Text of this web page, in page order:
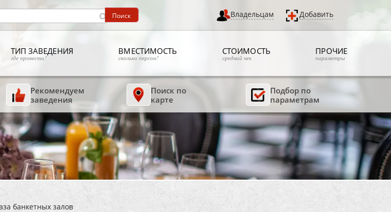
Владельцам Добавить
ТИП ЗАВЕДЕНИЯ
где провести?
ВМЕСТИМОСТЬ
сколько персон?
СТОИМОСТЬ
средний чек
ПРОЧИЕ
параметры
Рекомендуем
заведения
Поиск по
карте
Подбор по
параметрам
банкетных залов